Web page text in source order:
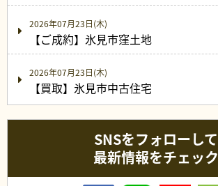
2026年07月23日(木)
【ご成約】氷見市窪土地
2026年07月23日(木)
【買取】氷見市中古住宅
SNSをフォローして
最新情報をチェック